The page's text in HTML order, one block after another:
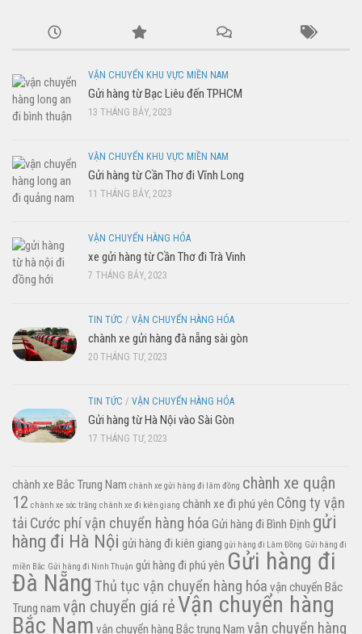
VẬN CHUYỂN KHU VỰC MIỀN NAM
Gửi hàng từ Bạc Liêu đến TPHCM
13 THÁNG BẢY, 2023
VẬN CHUYỂN KHU VỰC MIỀN NAM
Gửi hàng từ Cần Thơ đi Vĩnh Long
11 THÁNG BẢY, 2023
VẬN CHUYỂN HÀNG HÓA
xe gửi hàng từ Cần Thơ đi Trà Vinh
7 THÁNG BẢY, 2023
TIN TỨC / VẬN CHUYỂN HÀNG HÓA
chành xe gửi hàng đà nẵng sài gòn
20 THÁNG TƯ, 2023
TIN TỨC / VẬN CHUYỂN HÀNG HÓA
Gửi hàng từ Hà Nội vào Sài Gòn
17 THÁNG TƯ, 2023
chành xe Bắc Trung Nam chành xe gửi hàng đi lâm đồng chành xe quận
12 chành xe sóc trăng chành xe đi kiên giang chành xe đi phú yên Công ty vận
tải Cước phí vận chuyển hàng hóa Gửi hàng đi Bình Định gửi
hàng đi Hà Nội gửi hàng đi kiên giang gửi hàng đi Lâm Đồng Gửi hàng đi
miền Bắc Gửi hàng đi Ninh Thuận gửi hàng đi phú yên Gửi hàng đi
Đà Nẵng Thủ tục vận chuyển hàng hóa vận chuyển Bắc
Trung nam vận chuyển giá rẻVận chuyển hàng
Bắc Nam vận chuyển hàng Bắc trung Nam vận chuyển hàng